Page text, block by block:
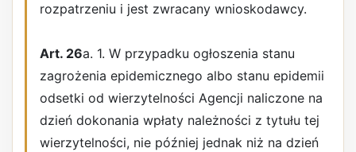
rozpatrzeniu i jest zwracany wnioskodawcy.
Art. 26a. 1. W przypadku ogłoszenia stanu
zagrożenia epidemicznego albo stanu epidemii
odsetki od wierzytelności Agencji naliczone na
dzień dokonania wpłaty należności z tytułu tej
wierzytelności, nie później jednak niż na dzień